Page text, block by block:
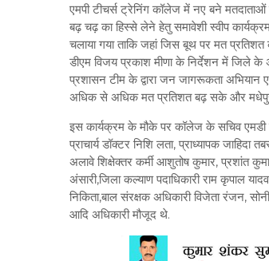
एमपी टीचर्स ट्रेनिंग कॉलेज में नए बने
बढ़ चढ़ का हिस्से लेने हेतु समावेशी स्वीप
चलाया गया ताकि जहां जिस बूथ पर मत
डीएम विजय प्रकाश मीणा के निर्देशन में जिले
प्रशासन टीम के द्वारा जन जागरूकता अभियान
अधिक से अधिक मत प्रतिशत बढ़ सके और
इस कार्यक्रम के मौके पर कॉलेज के सचिव एमडी
प्राचार्य डॉक्टर निशि लता, प्राध्यापक जाहिदा
अलावे शिक्षेक्तर कर्मी आशुतोष कुमार, प्रशांत
अंसारी,जिला कल्याण पदाधिकारी राम कृपाल
निकिता,बाल संरक्षक अधिकारी विजेता रंजन,
आदि अधिकारी मौजूद थे.